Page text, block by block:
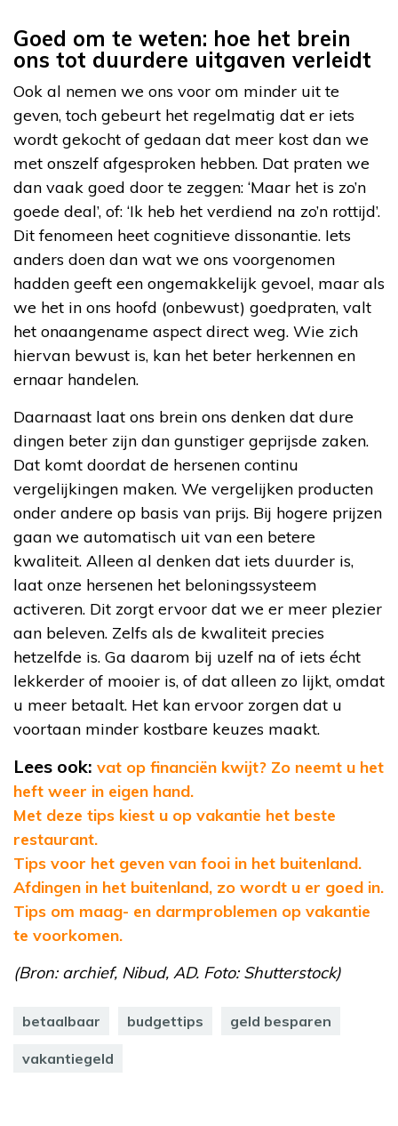
Goed om te weten: hoe het brein
ons tot duurdere uitgaven verleidt
Ook al nemen we ons voor om minder uit te
geven, toch gebeurt het regelmatig dat er iets
wordt gekocht of gedaan dat meer kost dan we
met onszelf afgesproken hebben. Dat praten we
dan vaak goed door te zeggen: ‘Maar het is zo’n
goede deal’, of: ‘Ik heb het verdiend na zo’n rottijd’.
Dit fenomeen heet cognitieve dissonantie. Iets
anders doen dan wat we ons voorgenomen
hadden geeft een ongemakkelijk gevoel, maar als
we het in ons hoofd (onbewust) goedpraten, valt
het onaangename aspect direct weg. Wie zich
hiervan bewust is, kan het beter herkennen en
ernaar handelen.
Daarnaast laat ons brein ons denken dat dure
dingen beter zijn dan gunstiger geprijsde zaken.
Dat komt doordat de hersenen continu
vergelijkingen maken. We vergelijken producten
onder andere op basis van prijs. Bij hogere prijzen
gaan we automatisch uit van een betere
kwaliteit. Alleen al denken dat iets duurder is,
laat onze hersenen het beloningssysteem
activeren. Dit zorgt ervoor dat we er meer plezier
aan beleven. Zelfs als de kwaliteit precies
hetzelfde is. Ga daarom bij uzelf na of iets écht
lekkerder of mooier is, of dat alleen zo lijkt, omdat
u meer betaalt. Het kan ervoor zorgen dat u
voortaan minder kostbare keuzes maakt.
Lees ook: vat op financiën kwijt? Zo neemt u het
heft weer in eigen hand.
Met deze tips kiest u op vakantie het beste
restaurant.
Tips voor het geven van fooi in het buitenland.
Afdingen in het buitenland, zo wordt u er goed in.
Tips om maag- en darmproblemen op vakantie
te voorkomen.
(Bron: archief, Nibud, AD. Foto: Shutterstock)
betaalbaar budgettips geld besparen
vakantiegeld